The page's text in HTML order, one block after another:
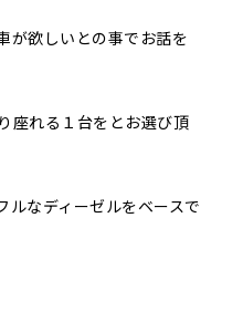
が欲しいとの事でお話を
座れる１台をとお選び頂
ルなディーゼルをベースで